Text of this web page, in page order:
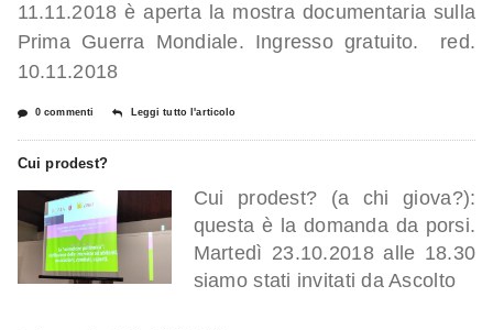
11.11.2018 è aperta la mostra documentaria sulla
Prima Guerra Mondiale. Ingresso gratuito. red.
10.11.2018
0 commenti Leggi tutto l'articolo
Cui prodest?
Cui prodest? (a chi giova?):
questa è la domanda da porsi.
Martedì 23.10.2018 alle 18.30
siamo stati invitati da Ascolto